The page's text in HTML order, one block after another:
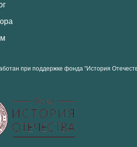
при поддержке фонда "История